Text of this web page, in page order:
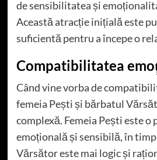
de sensibilitatea și
Această atracție inițială este
suficientă pentru a începe o
Compatibilitatea
Când vine vorba de
femeia Pești și bărbatul
complexă. Femeia Pești este o
emoțională și sensibilă, în
Vărsător este mai logic și